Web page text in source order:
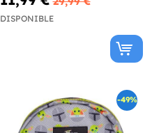
DISPONIBLE
-49%